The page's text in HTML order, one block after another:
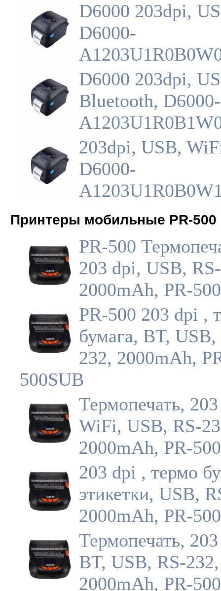
D6000 203dpi,
D6000-
D6000 203dpi,
Bluetooth, D6000-
203dpi, USB,
D6000-
Принтеры мобильные PR-500
PR-500
203 dpi, USB,
2000mAh, PR-
PR-500 203 dpi ,
бумага, BT, USB,
232, 2000mAh,
500SUB
Термопечать,
WiFi, USB, RS-
2000mAh, PR-
203 dpi , термо
этикетки, USB,
2000mAh, PR-
Термопечать,
BT, USB, RS-232,
2000mAh, PR-